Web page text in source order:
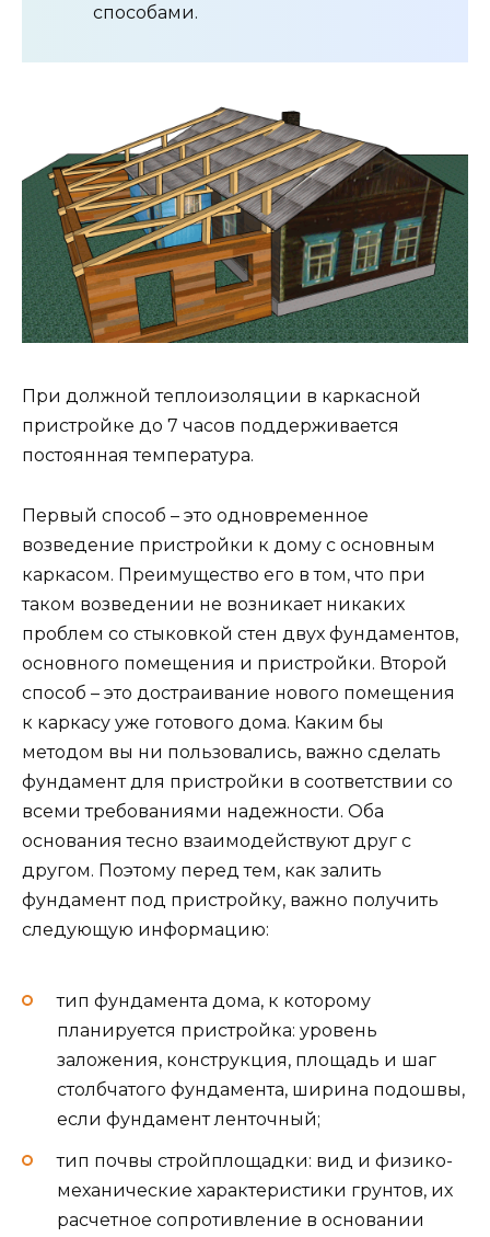
способами.
При должной теплоизоляции в каркасной
пристройке до 7 часов поддерживается
постоянная температура.
Первый способ – это одновременное
возведение пристройки к дому с основным
каркасом. Преимущество его в том, что при
таком возведении не возникает никаких
проблем со стыковкой стен двух фундаментов,
основного помещения и пристройки. Второй
способ – это достраивание нового помещения
к каркасу уже готового дома. Каким бы
методом вы ни пользовались, важно сделать
фундамент для пристройки в соответствии со
всеми требованиями надежности. Оба
основания тесно взаимодействуют друг с
другом. Поэтому перед тем, как залить
фундамент под пристройку, важно получить
следующую информацию:
тип фундамента дома, к которому
планируется пристройка: уровень
заложения, конструкция, площадь и шаг
столбчатого фундамента, ширина подошвы,
если фундамент ленточный;
тип почвы стройплощадки: вид и физико-
механические характеристики грунтов, их
расчетное сопротивление в основании